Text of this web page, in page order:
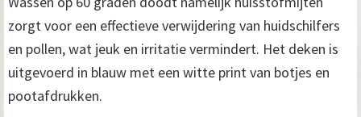
zorgt voor een effectieve verwijdering van huidschilfers
en pollen, wat jeuk en irritatie vermindert. Het deken is
uitgevoerd in blauw met een witte print van botjes en
pootafdrukken.